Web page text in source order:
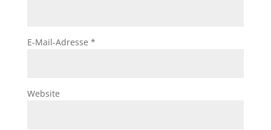
E-Mail-Adresse *
Website